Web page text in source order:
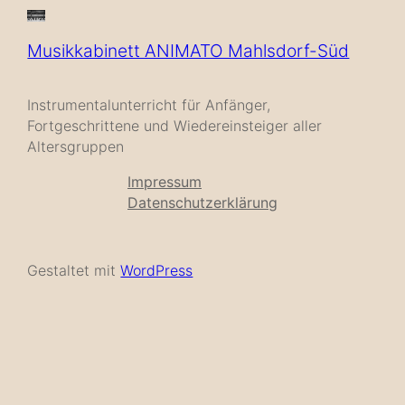
Musikkabinett ANIMATO Mahlsdorf-Süd
Instrumentalunterricht für Anfänger,
Fortgeschrittene und Wiedereinsteiger aller
Altersgruppen
Impressum
Datenschutzerklärung
Gestaltet mitWordPress